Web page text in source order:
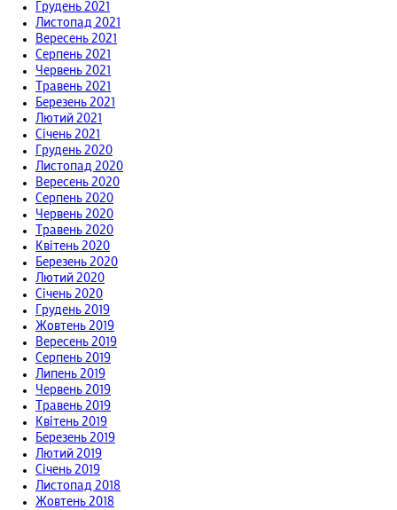
Грудень 2021
Листопад 2021
Вересень 2021
Серпень 2021
Червень 2021
Травень 2021
Березень 2021
Лютий 2021
Січень 2021
Грудень 2020
Листопад 2020
Вересень 2020
Серпень 2020
Червень 2020
Травень 2020
Квітень 2020
Березень 2020
Лютий 2020
Січень 2020
Грудень 2019
Жовтень 2019
Вересень 2019
Серпень 2019
Липень 2019
Червень 2019
Травень 2019
Квітень 2019
Березень 2019
Лютий 2019
Січень 2019
Листопад 2018
Жовтень 2018